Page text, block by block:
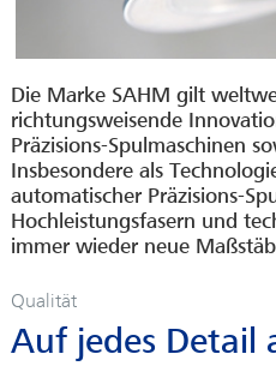
Die Marke SAHM gilt
richtungsweisende
Präzisions-Spulmaschinen
Insbesondere als
automatischer Präzisions-
Hochleistungsfasern und
immer wieder neue
Qualität
Auf jedes Detail